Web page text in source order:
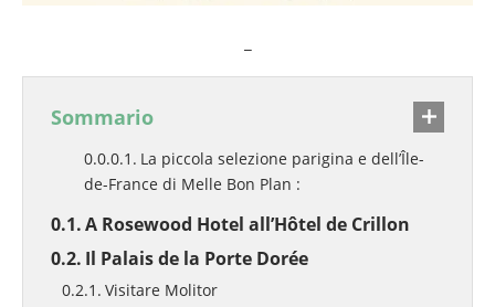
Sommario
La piccola selezione parigina e dell’Île-
de-France di Melle Bon Plan :
A Rosewood Hotel all’Hôtel de Crillon
Il Palais de la Porte Dorée
Visitare Molitor